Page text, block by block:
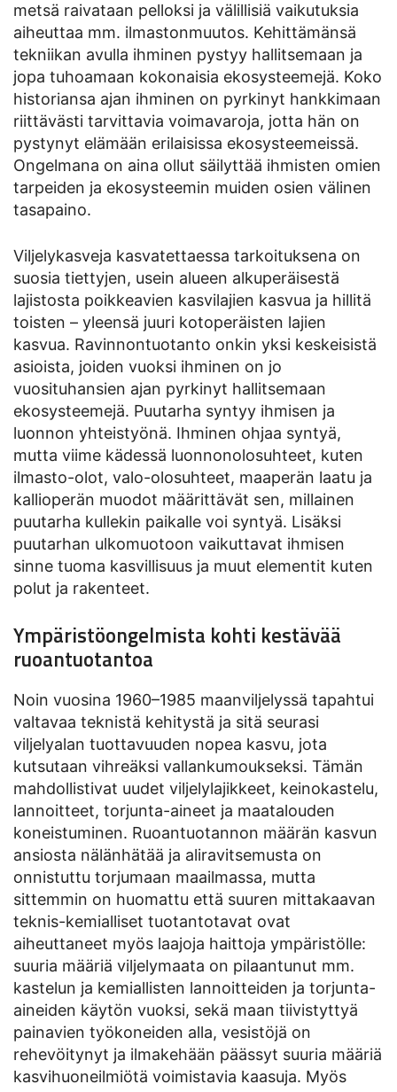
metsä raivataan pelloksi ja välillisiä vaikutuksia
aiheuttaa mm. ilmastonmuutos. Kehittämänsä
tekniikan avulla ihminen pystyy hallitsemaan ja
jopa tuhoamaan kokonaisia ekosysteemejä. Koko
historiansa ajan ihminen on pyrkinyt hankkimaan
riittävästi tarvittavia voimavaroja, jotta hän on
pystynyt elämään erilaisissa ekosysteemeissä.
Ongelmana on aina ollut säilyttää ihmisten omien
tarpeiden ja ekosysteemin muiden osien välinen
tasapaino.
Viljelykasveja kasvatettaessa tarkoituksena on
suosia tiettyjen, usein alueen alkuperäisestä
lajistosta poikkeavien kasvilajien kasvua ja hillitä
toisten – yleensä juuri kotoperäisten lajien
kasvua. Ravinnontuotanto onkin yksi keskeisistä
asioista, joiden vuoksi ihminen on jo
vuosituhansien ajan pyrkinyt hallitsemaan
ekosysteemejä. Puutarha syntyy ihmisen ja
luonnon yhteistyönä. Ihminen ohjaa syntyä,
mutta viime kädessä luonnonolosuhteet, kuten
ilmasto-olot, valo-olosuhteet, maaperän laatu ja
kallioperän muodot määrittävät sen, millainen
puutarha kullekin paikalle voi syntyä. Lisäksi
puutarhan ulkomuotoon vaikuttavat ihmisen
sinne tuoma kasvillisuus ja muut elementit kuten
polut ja rakenteet.
Ympäristöongelmista kohti kestävää
ruoantuotantoa
Noin vuosina 1960–1985 maanviljelyssä tapahtui
valtavaa teknistä kehitystä ja sitä seurasi
viljelyalan tuottavuuden nopea kasvu, jota
kutsutaan vihreäksi vallankumoukseksi. Tämän
mahdollistivat uudet viljelylajikkeet, keinokastelu,
lannoitteet, torjunta-aineet ja maatalouden
koneistuminen. Ruoantuotannon määrän kasvun
ansiosta nälänhätää ja aliravitsemusta on
onnistuttu torjumaan maailmassa, mutta
sittemmin on huomattu että suuren mittakaavan
teknis-kemialliset tuotantotavat ovat
aiheuttaneet myös laajoja haittoja ympäristölle:
suuria määriä viljelymaata on pilaantunut mm.
kastelun ja kemiallisten lannoitteiden ja torjunta-
aineiden käytön vuoksi, sekä maan tiivistyttyä
painavien työkoneiden alla, vesistöjä on
rehevöitynyt ja ilmakehään päässyt suuria määriä
kasvihuoneilmiötä voimistavia kaasuja. Myös